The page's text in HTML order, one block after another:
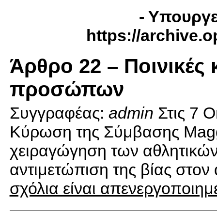
-
https://
Άρθρο 22 –
προσώπων
Συγγραφέας: admin Στις 7
Κύρωση της Σύμβασης
χειραγώγηση των
αντιμετώπιση της βίας στον
σχόλια είναι